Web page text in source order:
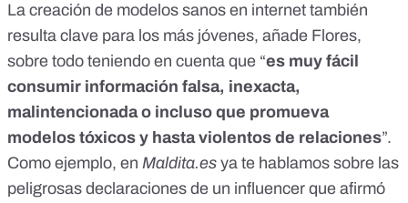
La creación de modelos sanos en internet también
resulta clave para los más jóvenes, añade Flores,
sobre todo teniendo en cuenta que “es muy fácil
consumir información falsa, inexacta,
malintencionada o incluso que promueva
modelos tóxicos y hasta violentos de relaciones”.
Como ejemplo, en Maldita.es ya te hablamos sobre las
peligrosas declaraciones de un influencer que afirmó